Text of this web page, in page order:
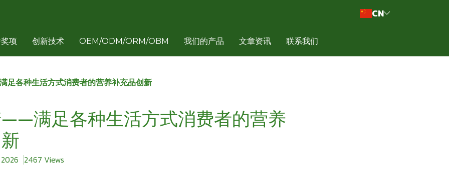
CN
项 创新技术 OEM/ODM/ORM/OBM 我们的产品 文章资讯 联系我们
足各种生活方式消费者的营养补充品创新
满足各种生活方式消费者的营养
2467 Views